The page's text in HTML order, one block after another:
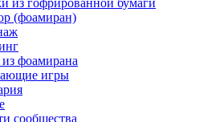
из гофрированной бумаги
(фоамиран)
фоамирана
игры
сообщества